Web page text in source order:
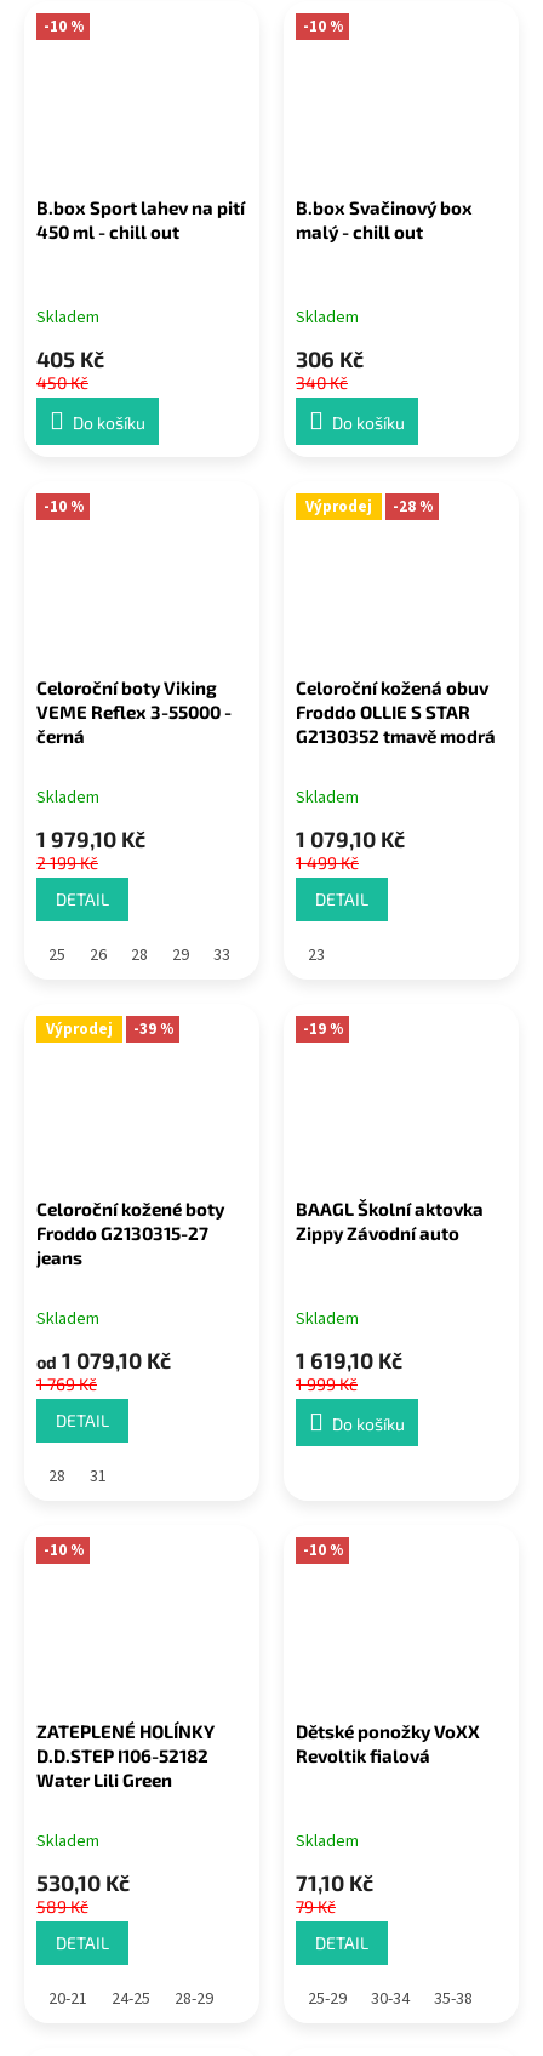
-10 %
B.box Sport lahev na pití
450 ml - chill out
Skladem
405 Kč
450 Kč
Do košíku
-10 %
B.box Svačinový box
malý - chill out
Skladem
306 Kč
340 Kč
Do košíku
-10 %
Celoroční boty Viking
VEME Reflex 3-55000 -
černá
Skladem
1 979,10 Kč
2 199 Kč
DETAIL
25 26 28 29 33
Výprodej -28 %
Celoroční kožená obuv
Froddo OLLIE S STAR
G2130352 tmavě modrá
Skladem
1 079,10 Kč
1 499 Kč
DETAIL
23
Výprodej -39 %
Celoroční kožené boty
Froddo G2130315-27
jeans
Skladem
od 1 079,10 Kč
1 769 Kč
DETAIL
28 31
-19 %
BAAGL Školní aktovka
Zippy Závodní auto
Skladem
1 619,10 Kč
1 999 Kč
Do košíku
-10 %
ZATEPLENÉ HOLÍNKY
D.D.STEP I106-52182
Water Lili Green
Skladem
530,10 Kč
589 Kč
DETAIL
20-21 24-25 28-29
-10 %
Dětské ponožky VoXX
Revoltik fialová
Skladem
71,10 Kč
79 Kč
DETAIL
25-29 30-34 35-38